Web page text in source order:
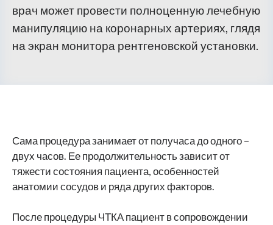
врач может провести полноценную лечебную
манипуляцию на коронарных артериях, глядя
на экран монитора рентгеновской установки.
Сама процедура занимает от получаса до одного –
двух часов. Ее продолжительность зависит от
тяжести состояния пациента, особенностей
анатомии сосудов и ряда других факторов.
После процедуры ЧТКА пациент в сопровождении